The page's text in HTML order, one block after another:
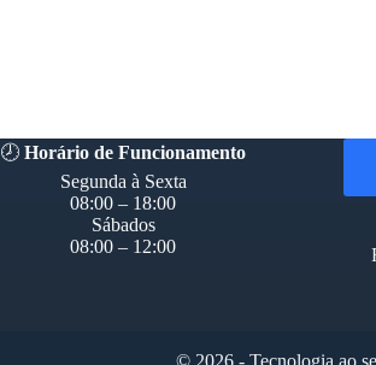
🕗Horário de Funcionamento
Segunda à Sexta
08:00 – 18:00
Sábados
08:00 – 12:00
© 2026 - Tecnologia ao